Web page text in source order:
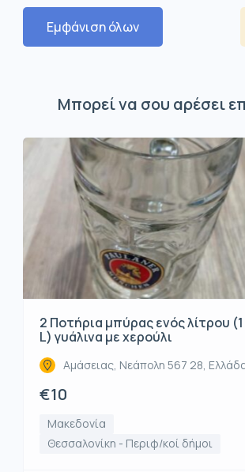
Εμφάνιση όλων
Μπορεί να σου αρέσει
2 Ποτήρια μπύρας ενός λίτρου (1
L) γυάλινα με χερούλι
Αμάσειας, Νεάπολη 567 28,
€10
Μακεδονία
Θεσσαλονίκη - Περιφ/κοί δήμοι